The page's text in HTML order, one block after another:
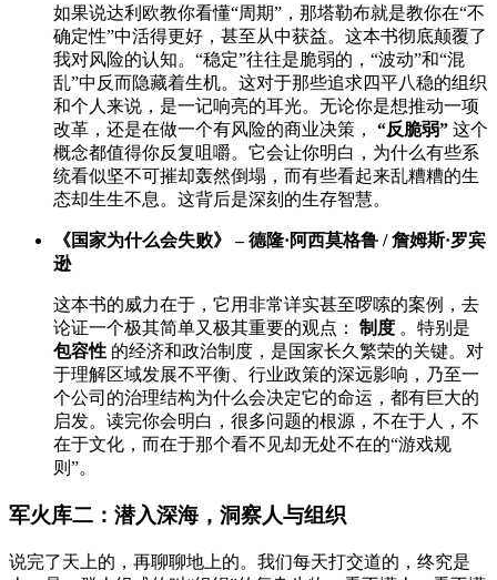
如果说达利欧教你看懂“周期”，那塔勒布就是教你在“不
确定性”中活得更好，甚至从中获益。这本书彻底颠覆了
我对风险的认知。“稳定”往往是脆弱的，“波动”和“混
乱”中反而隐藏着生机。这对于那些追求四平八稳的组织
和个人来说，是一记响亮的耳光。无论你是想推动一项
改革，还是在做一个有风险的商业决策， “反脆弱” 这个
概念都值得你反复咀嚼。它会让你明白，为什么有些系
统看似坚不可摧却轰然倒塌，而有些看起来乱糟糟的生
态却生生不息。这背后是深刻的生存智慧。
《国家为什么会失败》 – 德隆·阿西莫格鲁 / 詹姆斯·罗宾
逊
这本书的威力在于，它用非常详实甚至啰嗦的案例，去
论证一个极其简单又极其重要的观点： 制度 。特别是
包容性 的经济和政治制度，是国家长久繁荣的关键。对
于理解区域发展不平衡、行业政策的深远影响，乃至一
个公司的治理结构为什么会决定它的命运，都有巨大的
启发。读完你会明白，很多问题的根源，不在于人，不
在于文化，而在于那个看不见却无处不在的“游戏规
则”。
军火库二：潜入深海，洞察人与组织
说完了天上的，再聊聊地上的。我们每天打交道的，终究是